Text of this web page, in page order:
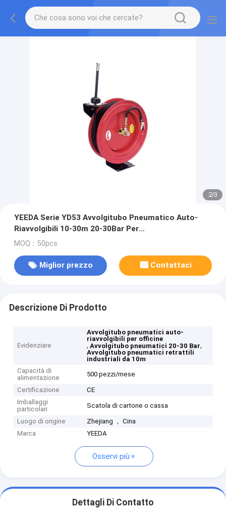
2/3
YEEDA Serie YD53 Avvolgitubo Pneumatico Auto-
Riavvolgibili 10-30m 20-30Bar Per
Officine/Stabilimenti/Centri
MOQ：50pcs
Miglior prezzo Contattaci
Descrizione Di Prodotto
Evidenziare
Avvolgitubo pneumatici auto-
riavvolgibili per officine
,Avvolgitubo pneumatici 20-30 Bar,
Avvolgitubo pneumatici retrattili
industriali da 10m
Capacità di
alimentazione
500 pezzi/mese
Certificazione
CE
Imballaggi
particolari
Scatola di cartone o cassa
Luogo di origine
Zhejiang ， Cina
Marca
YEEDA
Osservi più
Dettagli Di Contatto